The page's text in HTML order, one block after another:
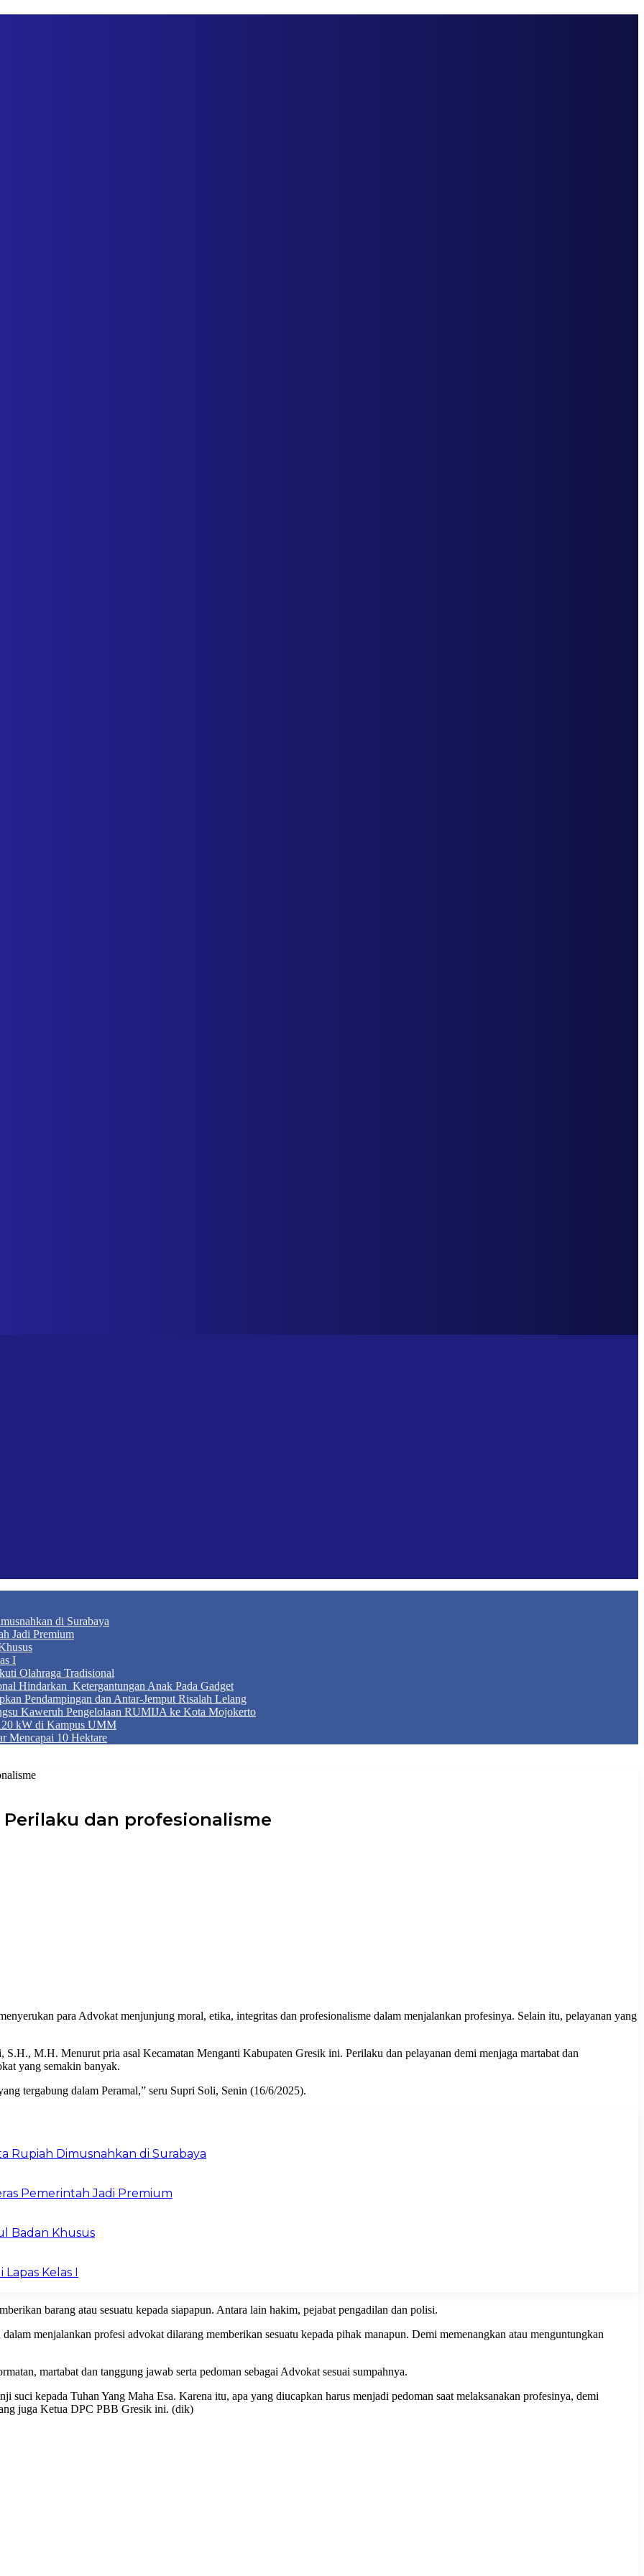
di Surabaya
Jadi Premium
I
Olahraga Tradisional
Hindarkan Ketergantungan Anak Pada Gadget
Pendampingan dan Antar-Jemput Risalah Lelang
Kaweruh Pengelolaan RUMIJA ke Kota Mojokerto
kW di Kampus UMM
Mencapai 10 Hektare
dan profesionalisme
para Advokat menjunjung moral, etika, integritas dan profesionalisme dalam menjalankan profesinya. Selain itu, pelayanan yang
M.H. Menurut pria asal Kecamatan Menganti Kabupaten Gresik ini. Perilaku dan pelayanan demi menjaga martabat dan
yang semakin banyak.
tergabung dalam Peramal,” seru Supri Soli, Senin (16/6/2025).
Rupiah Dimusnahkan di Surabaya
Pemerintah Jadi Premium
Badan Khusus
Kelas I
barang atau sesuatu kepada siapapun. Antara lain hakim, pejabat pengadilan dan polisi.
menjalankan profesi advokat dilarang memberikan sesuatu kepada pihak manapun. Demi memenangkan atau menguntungkan
martabat dan tanggung jawab serta pedoman sebagai Advokat sesuai sumpahnya.
suci kepada Tuhan Yang Maha Esa. Karena itu, apa yang diucapkan harus menjadi pedoman saat melaksanakan profesinya, demi
juga Ketua DPC PBB Gresik ini. (dik)